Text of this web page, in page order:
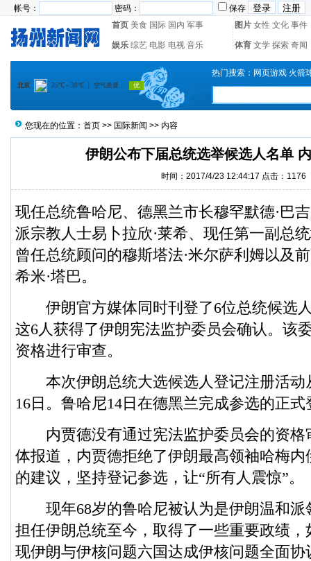
帐号： 密码：
保存
首页 美食 国际 国内 军事 图片 女性 文化 事件
娱乐 综艺 电影 电视 音乐 体育 文学 探索 奇闻
热门搜索： 网页游戏 火箭
您现在的位置： 首页 >> 国际新闻 >> 内容
伊朗公布下届总统选举候选人名单
时间：2017/4/23 12:44:17 点击： 1176
现任总统鲁哈尼、德黑兰市长穆罕默德·巴
派宗教人士易卜拉欣·莱希、现任第一副总
曾任总统顾问的穆斯塔法·米尔萨利姆以及
希米·塔巴。
伊朗官方媒体同时刊登了6位总统候选
这6人获得了伊朗宪法监护委员会确认。该
资格进行审查。
本次伊朗总统大选候选人登记注册活动
16日。鲁哈尼14日在德黑兰完成参选的正
内贾德没有通过宪法监护委员会的资格
体报道，内贾德拒绝了伊朗最高领袖哈梅
的建议，坚持登记参选，让“所有人震惊”。
现年68岁的鲁哈尼被认为是伊朗温和派
担任伊朗总统至今，取得了一些重要政绩
现伊朗与伊核问题六国达成伊核问题全面协